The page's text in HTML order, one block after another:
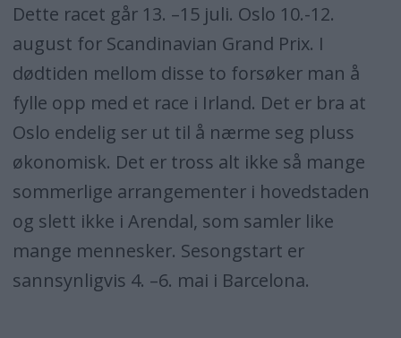
Dette racet går 13. –15 juli. Oslo 10.-12.
august for Scandinavian Grand Prix. I
dødtiden mellom disse to forsøker man å
fylle opp med et race i Irland. Det er bra at
Oslo endelig ser ut til å nærme seg pluss
økonomisk. Det er tross alt ikke så mange
sommerlige arrangementer i hovedstaden
og slett ikke i Arendal, som samler like
mange mennesker. Sesongstart er
sannsynligvis 4. –6. mai i Barcelona.